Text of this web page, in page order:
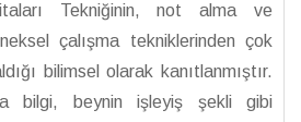
Tekniğinin, not alma ve
çalışma tekniklerinden çok
bilimsel olarak kanıtlanmıştır.
bilgi, beynin işleyiş şekli gibi